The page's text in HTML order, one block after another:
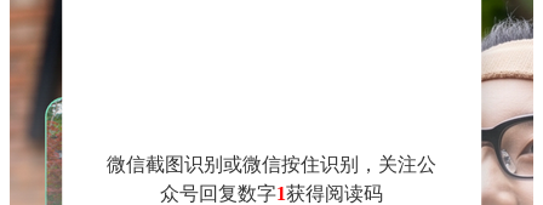
微信截图识别或微信按住识别，关注公
众号回复数字1获得阅读码